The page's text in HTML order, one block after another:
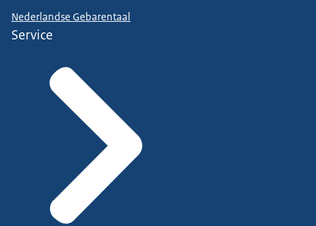
Nederlandse Gebarentaal
Service